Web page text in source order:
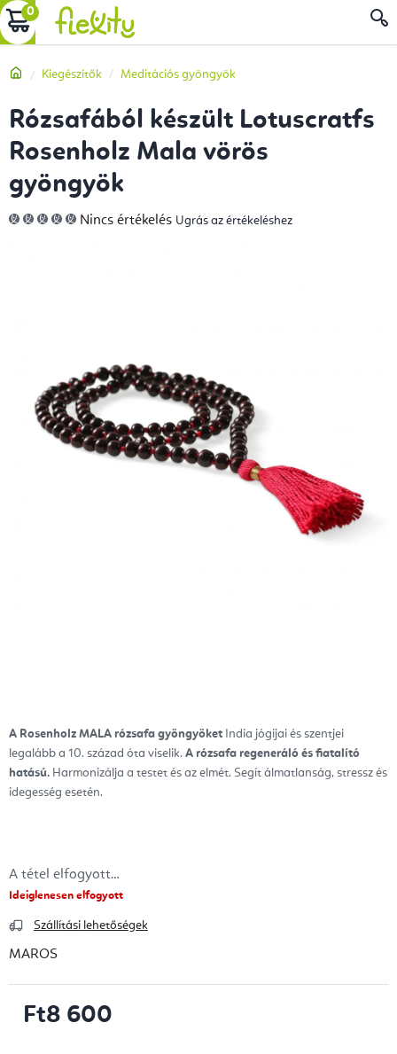
Ugrás
a
tartalomhoz
KOSÁR
Kezdőlap
Kiegészítők Meditációs gyöngyök
A Rosenholz MALA rózsafa gyöngyöket India jógijai és szentjei
legalább a 10. század óta viselik. A rózsafa regeneráló és fiatalító
hatású. Harmonizálja a testet és az elmét. Segít álmatlanság, stressz és
idegesség esetén.
A tétel elfogyott…
Ideiglenesen elfogyott
Szállítási lehetőségek
MAROS
Ft8 600
Rózsafából készült Lotuscratfs
Rosenholz Mala vörös
gyöngyök
A
termék
Nincs értékelés Ugrás az értékeléshez